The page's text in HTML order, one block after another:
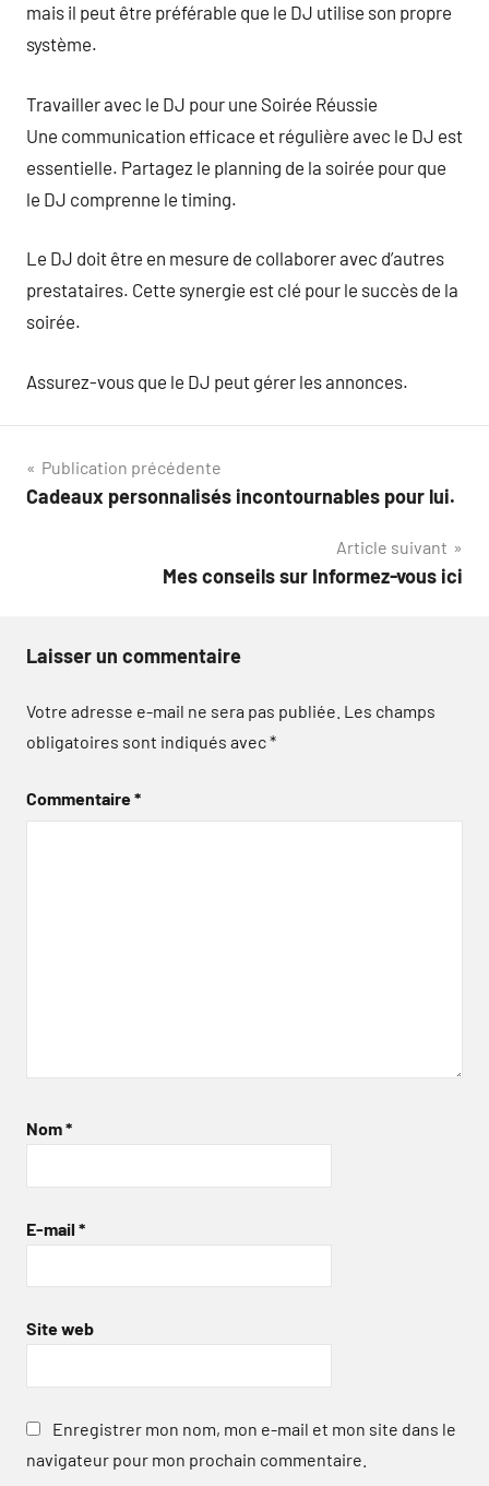
mais il peut être préférable que le DJ utilise son propre
système.
Travailler avec le DJ pour une Soirée Réussie
Une communication efficace et régulière avec le DJ est
essentielle. Partagez le planning de la soirée pour que
le DJ comprenne le timing.
Le DJ doit être en mesure de collaborer avec d’autres
prestataires. Cette synergie est clé pour le succès de la
soirée.
Assurez-vous que le DJ peut gérer les annonces.
Navigation
de
Publication précédente
Cadeaux personnalisés incontournables pour lui.
Article suivant
Mes conseils sur Informez-vous ici
Laisser un commentaire
Votre adresse e-mail ne sera pas publiée. Les champs
obligatoires sont indiqués avec*
Commentaire*
Nom*
E-mail *
Site web
Enregistrer mon nom, mon e-mail et mon site dans le
navigateur pour mon prochain commentaire.